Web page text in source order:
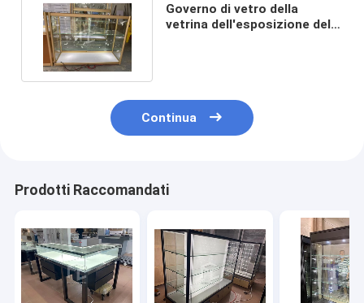
Governo di vetro della
vetrina dell'esposizione della
Continua
Prodotti Raccomandati